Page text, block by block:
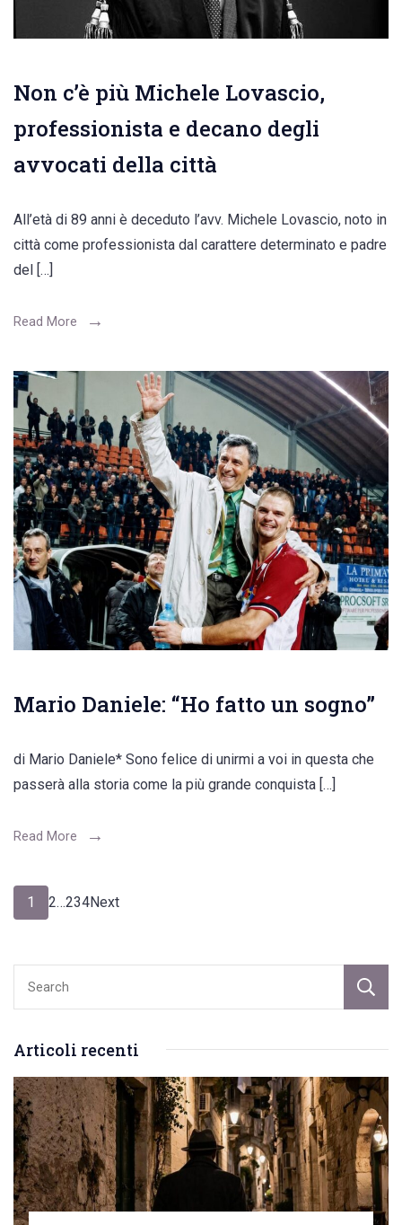
Non c’è più Michele Lovascio,
professionista e decano degli
avvocati della città
All’età di 89 anni è deceduto l’avv. Michele Lovascio, noto in
città come professionista dal carattere determinato e padre
del […]
Read More
Mario Daniele: “Ho fatto un sogno”
di Mario Daniele* Sono felice di unirmi a voi in questa che
passerà alla storia come la più grande conquista […]
Read More
Navigazione
Page
1 Page
2…Page
234Next
Articoli recenti